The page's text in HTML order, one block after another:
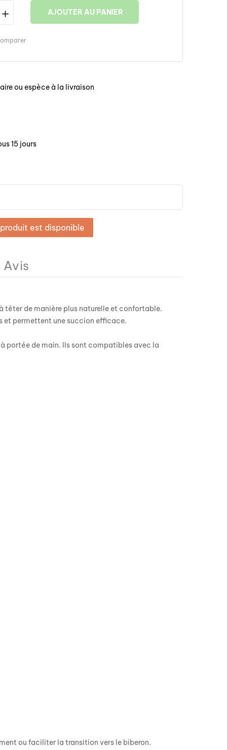
AJOUTER AU PANIER
ou espèce à la livraison
15 jours
est disponible
Avis
têter de manière plus naturelle et confortable.
et permettent une succion efficace.
portée de main. Ils sont compatibles avec la
ou faciliter la transition vers le biberon.